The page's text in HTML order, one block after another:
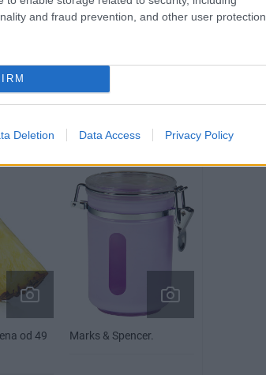
and fraud prevention, and other user protection.
Deletion Data Access Privacy Policy
od 49
Marks & Spencer.